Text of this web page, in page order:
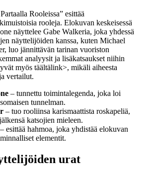
Rooleissa” esittää
rooleja. Elokuvan keskeisessä
näyttelee Gabe Walkeria, joka yhdessä
näyttelijöiden kanssa, kuten Michael
luo jännittävän tarinan vuoriston
analyysit ja lisäkatsaukset niihin
myös täältälink>, mikäli aiheesta
vertailut.
– tunnettu toimintalegenda, joka loi
tunnelman.
– tuo rooliinsa karismaattista roskapeliä,
katsojien mieleen.
– esittää hahmoa, joka yhdistää elokuvan
elementit.
urat